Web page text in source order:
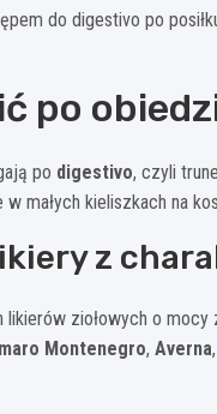
do digestivo po
po
po digestivo, czyli
małych kieliszkach na
z
ziołowych o
Montenegro, Averna,